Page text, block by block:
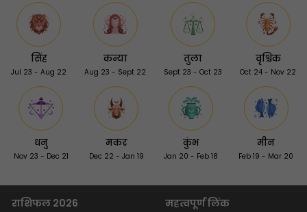
सिंह
Jul 23 - Aug 22
कन्या
Aug 23 - Sept 22
तुला
Sept 23 - Oct 23
वृश्चिक
Oct 24 - Nov 22
धनु
Nov 23 - Dec 21
मकर
Dec 22 - Jan 19
कुंभ
Jan 20 - Feb 18
मीन
Feb 19 - Mar 20
राशिफल 2026 महत्वपूर्ण लिंक